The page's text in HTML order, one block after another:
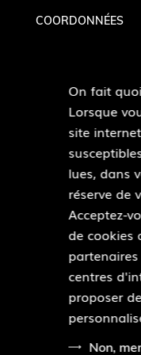
On fait
Lorsque
site
lues, dans
réserve de
Acceptez-
de cookies
centres
proposer
Non,
COORDONNÉES
NOUS SUIVRE
Pied
page
Plan du site
Mentions légales
Accessibilité :
Données personnelles